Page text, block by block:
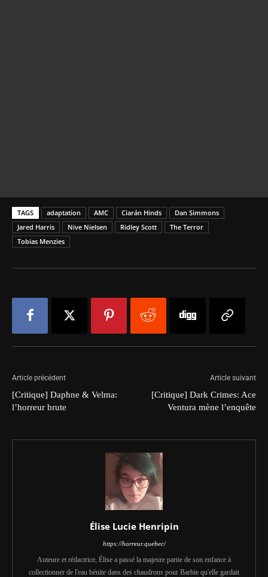
TAGS adaptation AMC Ciarán Hinds
Dan Simmons
Jared Harris
Nive Nielsen Ridley Scott
The Terror
Tobias Menzies
Article précédent
[Critique] Daphne & Velma:
l’horreur brute
Article suivant
[Critique] Dark Crimes: Ace
Ventura mène l’enquête
Élise Lucie Henripin
https://horreur.quebec/
Auteure et rédactrice, Élise a passé la majeure partie de son enfance à
collectionner de l'eau bénite dans des chaudrons pour Barbie qu'elle gardait